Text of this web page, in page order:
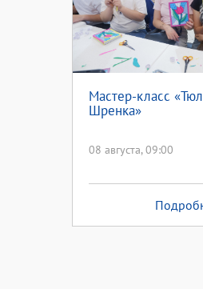
Мастер-класс
Шренка»
08 августа, 09:00